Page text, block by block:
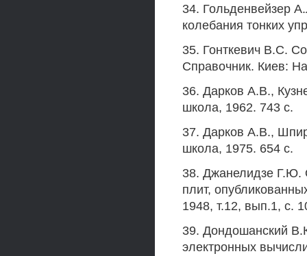
34. Гольденвейзер
колебания тонких
35. Гонткевич B.C.
Справочник. Киев:
36. Дарков А.В.,
школа, 1962. 743 с.
37. Дарков А.В.,
школа, 1975. 654 с.
38. Джанелидзе Г.Ю.
плит,
1948, т.12, вып.1, с.
39. Дондошанский
электронных